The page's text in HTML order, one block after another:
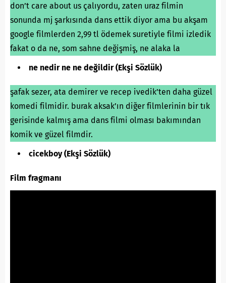
don’t care about us çalıyordu, zaten uraz filmin
sonunda mj şarkısında dans ettik diyor ama bu akşam
google filmlerden 2,99 tl ödemek suretiyle filmi izledik
fakat o da ne, som sahne değişmiş, ne alaka la
ne nedir ne ne değildir (Ekşi Sözlük)
şafak sezer, ata demirer ve recep ivedik’ten daha güzel
komedi filmidir. burak aksak’ın diğer filmlerinin bir tık
gerisinde kalmış ama dans filmi olması bakımından
komik ve güzel filmdir.
cicekboy (Ekşi Sözlük)
Film fragmanı